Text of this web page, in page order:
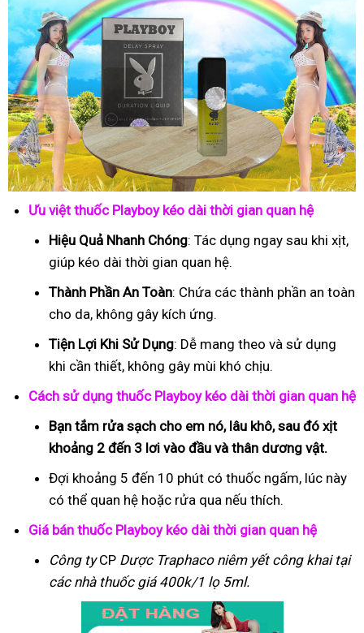
Ưu việt thuốc Playboy kéo dài thời gian quan hệ
Hiệu Quả Nhanh Chóng: Tác dụng ngay sau khi xịt,
giúp kéo dài thời gian quan hệ.
Thành Phần An Toàn: Chứa các thành phần an toàn
cho da, không gây kích ứng.
Tiện Lợi Khi Sử Dụng: Dễ mang theo và sử dụng
khi cần thiết, không gây mùi khó chịu.
Cách sử dụng thuốc Playboy kéo dài thời gian quan hệ
Bạn tắm rửa sạch cho em nó, lâu khô, sau đó xịt
khoảng 2 đến 3 lơi vào đầu và thân dương vật.
Đợi khoảng 5 đến 10 phút có thuốc ngấm, lúc này
có thể quan hệ hoặc rửa qua nếu thích.
Giá bán thuốc Playboy kéo dài thời gian quan hệ
Công tyCP Dược Traphaconiêm yết công khai tại
các nhà thuốc giá 400k/1 lọ 5ml.